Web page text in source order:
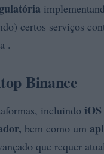
certos serviços
.
Binance
incluindo
bem como um
que requer